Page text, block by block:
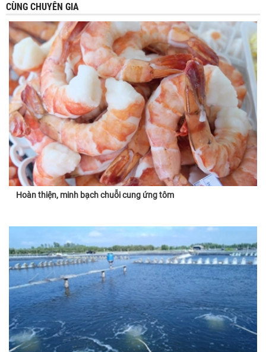
CÙNG CHUYÊN GIA
Hoàn thiện, minh bạch chuỗi cung ứng tôm